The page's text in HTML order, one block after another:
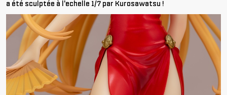
a été sculptée à l'echelle 1/7 par Kurosawatsu !